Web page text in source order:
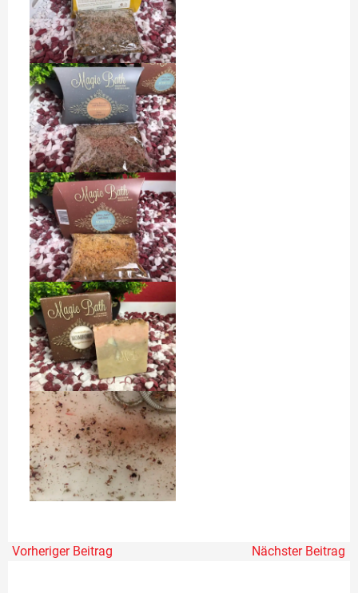
Vorheriger Beitrag Nächster Beitrag